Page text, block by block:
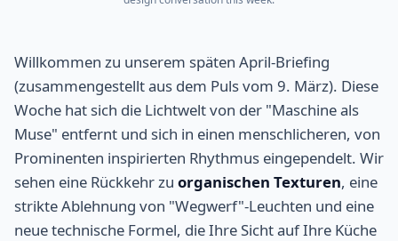
Willkommen zu unserem späten April-Briefing
(zusammengestellt aus dem Puls vom 9. März). Diese
Woche hat sich die Lichtwelt von der "Maschine als
Muse" entfernt und sich in einen menschlicheren, von
Prominenten inspirierten Rhythmus eingependelt. Wir
sehen eine Rückkehr zu organischen Texturen, eine
strikte Ablehnung von "Wegwerf"-Leuchten und eine
neue technische Formel, die Ihre Sicht auf Ihre Küche